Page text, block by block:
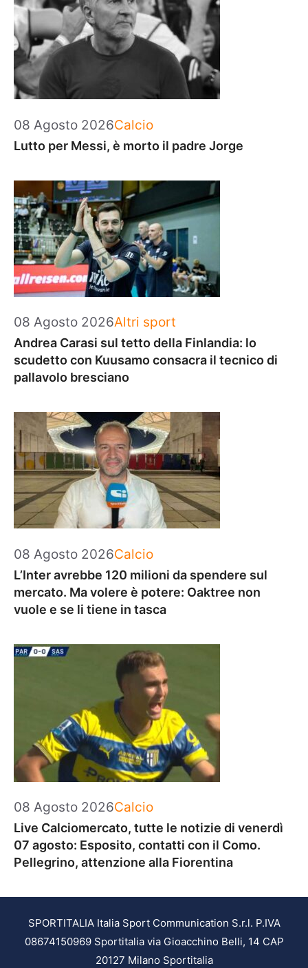
08 Agosto 2026Categorie
Calcio
Lutto per Messi, è morto il padre Jorge
08 Agosto 2026Categorie
Altri sport
Andrea Carasi sul tetto della Finlandia: lo
scudetto con Kuusamo consacra il tecnico di
pallavolo bresciano
08 Agosto 2026Categorie
Calcio
L’Inter avrebbe 120 milioni da spendere sul
mercato. Ma volere è potere: Oaktree non
vuole e se li tiene in tasca
08 Agosto 2026Categorie
Calcio
Live Calciomercato, tutte le notizie di venerdì
07 agosto: Esposito, contatti con il Como.
Pellegrino, attenzione alla Fiorentina
SPORTITALIA Italia Sport Communication S.r.l. P.IVA
08674150969 Sportitalia via Gioacchino Belli, 14 CAP
20127 Milano Sportitalia